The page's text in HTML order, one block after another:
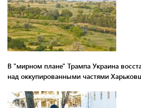
В "мирном плане" Трампа Украина
над оккупированными частями